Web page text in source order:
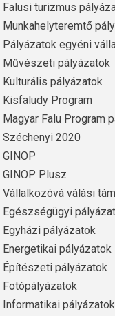
Falusi turizmus
Munkahelyteremtő
Pályázatok egyéni
Művészeti pályázatok
Kulturális pályázatok
Kisfaludy Program
Magyar Falu Program
Széchenyi 2020
GINOP
GINOP Plusz
Vállalkozóvá válási
Egészségügyi
Egyházi pályázatok
Energetikai pályázatok
Építészeti pályázatok
Fotópályázatok
Informatikai pályázatok